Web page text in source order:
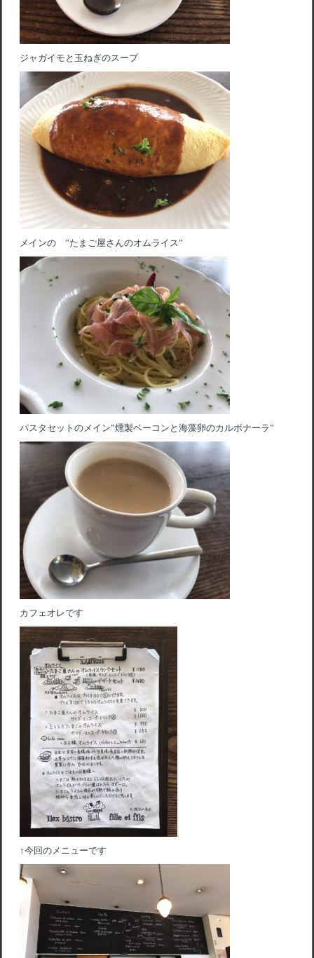
ジャガイモと玉ねぎのスープ
メインの ”たまご屋さんのオムライス”
パスタセットのメイン”燻製ベーコンと海藻卵のカルボナーラ”
カフェオレです
↑今回のメニューです